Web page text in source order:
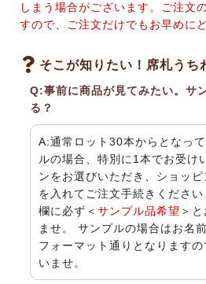
しまう場合がございます。ご注文
すので、ご注文だけでもお早めにど
そこが知りたい！席札うち
Q:事前に商品が見てみたい。サ
る？
A:通常ロット30本からとなっ
ルの場合、特別に1本でお受け
ンをお選びいただき、ショッ
を入れてご注文手続きくださ
欄に必ず＜ サンプル品希望 ＞
ませ。 サンプルの場合はお名
フォーマット通りとなります
いませ。